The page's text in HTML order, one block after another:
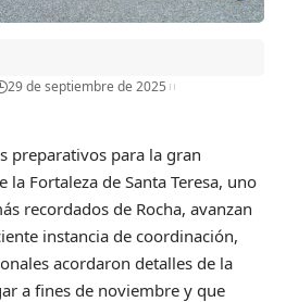
29 de septiembre de 2025
preparativos para la gran
la Fortaleza de Santa Teresa, uno
recordados de Rocha, avanzan
instancia de coordinación,
acordaron detalles de la
a fines de noviembre y que